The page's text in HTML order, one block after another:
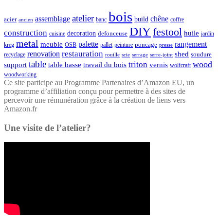
acier ancien assemblage atelier banc bois build chêne coffre
construction cuisine decoration defonceuse DIYfestool huile jardin
kreg metal meuble OSB palette pallet peinture poncage presse rangement
recyclage renovation restauration rouille scie serrage serre-joint shed soudure
support table table basse travail du bois triton vernis wolfcraft wood
woodworking
Ce site participe au Programme Partenaires d’Amazon EU, un
programme d’affiliation conçu pour permettre à des sites de
percevoir une rémunération grâce à la création de liens vers
Amazon.fr
Une visite de l’atelier?